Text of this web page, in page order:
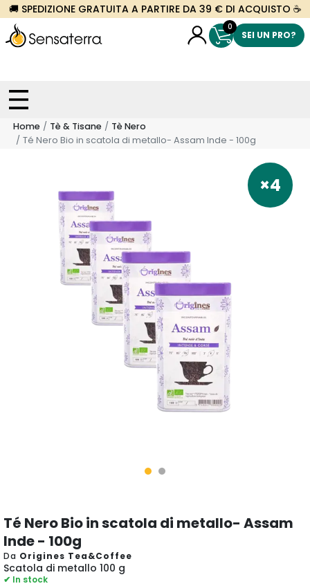
🚚 SPEDIZIONE GRATUITA A PARTIRE DA 39 € DI ACQUISTO ☕
0
SEI UN PRO?
Home Tè & Tisane
Tè Nero
Té Nero Bio in scatola di metallo- Assam Inde - 100g
×4
Té Nero Bio in scatola di metallo- Assam
Inde - 100g
Da Origines Tea&Coffee
Scatola di metallo 100 g
✔ In stock